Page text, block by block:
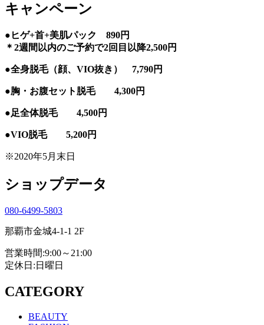
キャンペーン
●ヒゲ+首+美肌パック 890円
＊2週間以内のご予約で2回目以降2,500円
●全身脱毛（顔、VIO抜き） 7,790円
●胸・お腹セット脱毛 4,300円
●足全体脱毛 4,500円
●VIO脱毛 5,200円
※2020年5月末日
ショップデータ
080-6499-5803
那覇市金城4-1-1 2F
営業時間:9:00～21:00
定休日:日曜日
CATEGORY
BEAUTY